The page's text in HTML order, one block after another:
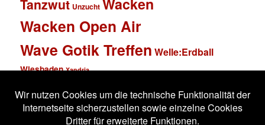
Tanzwut Unzucht Wacken
Wacken Open Air
Wave Gotik Treffen Welle:Erdball
Wiesbaden Xandria
Impressum